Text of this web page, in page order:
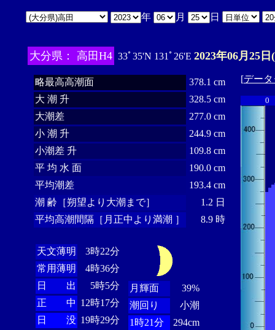
年 月 日
大分県： 高田H4 33ﾟ35'N 131ﾟ26'E 2023年06月25日
略最高高潮面
378.1 cm
大 潮 升
328.5 cm
大潮差
277.0 cm
小 潮 升
244.9 cm
小潮差 升
109.8 cm
平 均 水 面
190.0 cm
平均潮差
193.4 cm
潮 齢［朔望より大潮まで］
1.2 日
平均高潮間隔［月正中より満潮 ］
8.9 時
天文薄明
3時22分
常用薄明
4時36分
日 出
5時5分
正 中 12時17分
日 没 19時29分
月輝面
39%
潮回り
小潮
1時21分
294cm
[デー
0